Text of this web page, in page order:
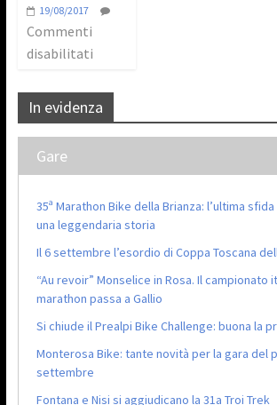
19/08/2017
Commenti
disabilitati
In evidenza
Gare
35ª Marathon Bike della Brianza: l’ultima
una leggendaria storia
Il 6 settembre l’esordio di Coppa Toscana
“Au revoir” Monselice in Rosa. Il campionato
marathon passa a Gallio
Si chiude il Prealpi Bike Challenge: buona la
Monterosa Bike: tante novità per la gara del
settembre
Fontana e Nisi si aggiudicano la 31a Troi Trek